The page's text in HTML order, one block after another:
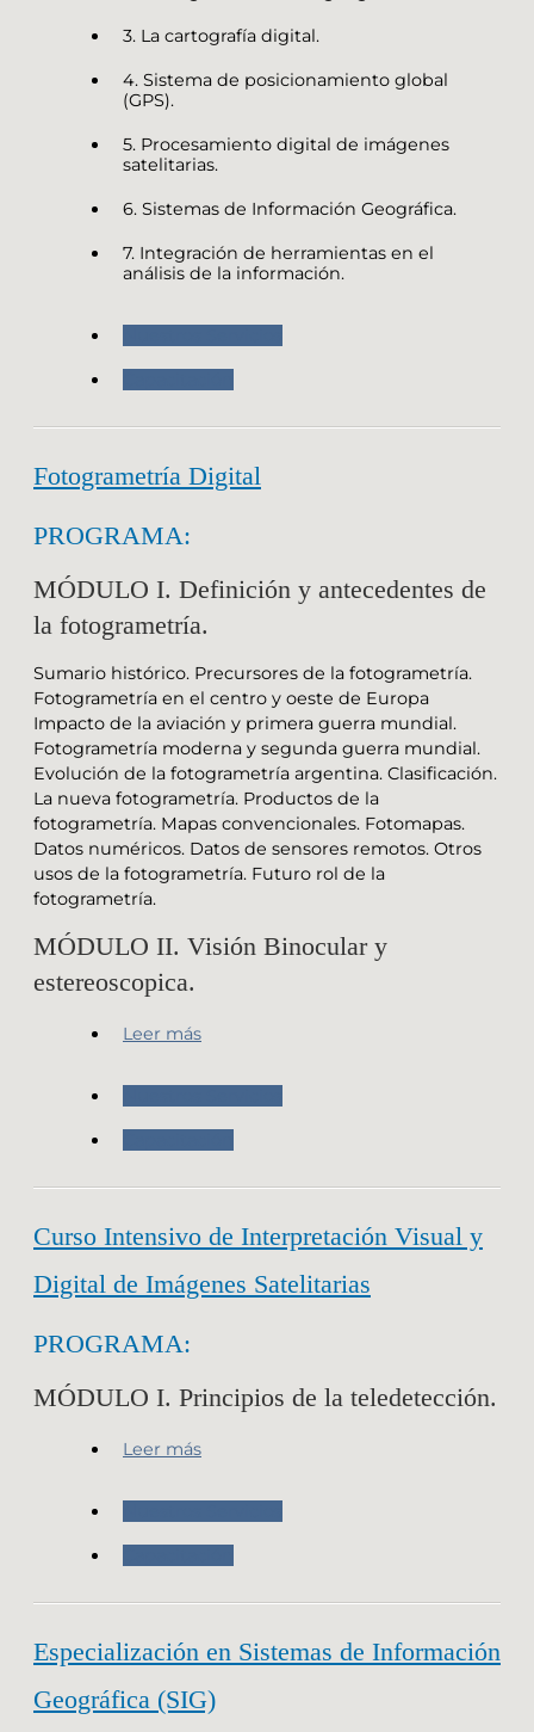
3. La cartografía digital.
4. Sistema de posicionamiento global
(GPS).
5. Procesamiento digital de imágenes
satelitarias.
6. Sistemas de Información Geográfica.
7. Integración de herramientas en el
análisis de la información.
Fotogrametría Digital
PROGRAMA:
MÓDULO I. Definición y antecedentes de
la fotogrametría.
Sumario histórico. Precursores de la fotogrametría.
Fotogrametría en el centro y oeste de Europa
Impacto de la aviación y primera guerra mundial.
Fotogrametría moderna y segunda guerra mundial.
Evolución de la fotogrametría argentina. Clasificación.
La nueva fotogrametría. Productos de la
fotogrametría. Mapas convencionales. Fotomapas.
Datos numéricos. Datos de sensores remotos. Otros
usos de la fotogrametría. Futuro rol de la
fotogrametría.
MÓDULO II. Visión Binocular y
estereoscopica.
Leer más
Curso Intensivo de Interpretación Visual y
Digital de Imágenes Satelitarias
PROGRAMA:
MÓDULO I. Principios de la teledetección.
Leer más
Especialización en Sistemas de Información
Geográfica (SIG)